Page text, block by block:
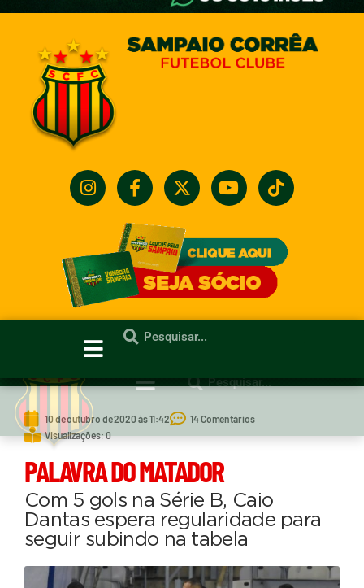
10 de outubro de 2020 às 11:42
14 Comentários
Visualizações: 0
PALAVRA DO MATADOR
Com 5 gols na Série B, Caio
Dantas espera regularidade para
seguir subindo na tabela